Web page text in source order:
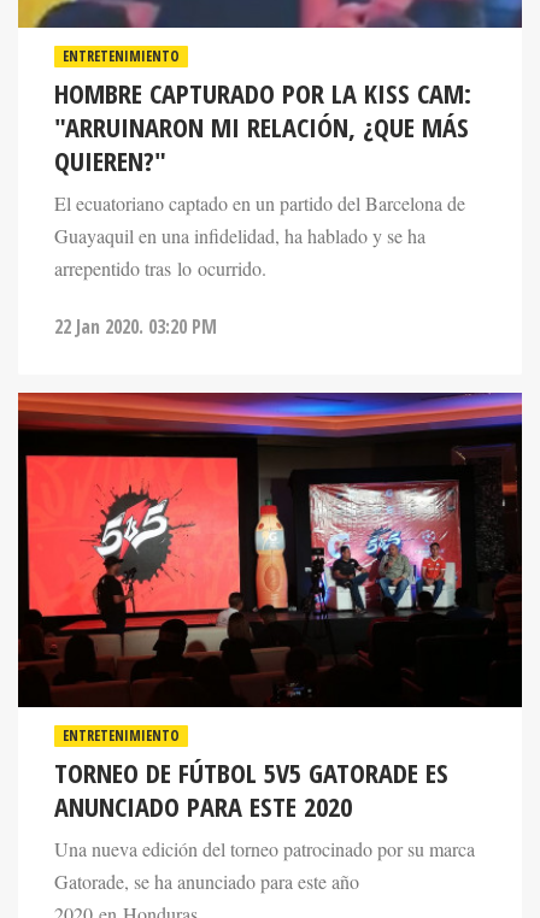
ENTRETENIMIENTO
HOMBRE CAPTURADO POR LA KISS CAM:
"ARRUINARON MI RELACIÓN, ¿QUE MÁS
QUIEREN?"
El ecuatoriano captado en un partido del Barcelona de
Guayaquil en una infidelidad, ha hablado y se ha
arrepentido tras lo ocurrido.
22 Jan 2020. 03:20 PM
ENTRETENIMIENTO
TORNEO DE FÚTBOL 5V5 GATORADE ES
ANUNCIADO PARA ESTE 2020
Una nueva edición del torneo patrocinado por su marca
Gatorade, se ha anunciado para este año